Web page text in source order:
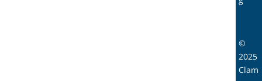
©
2025
Clam